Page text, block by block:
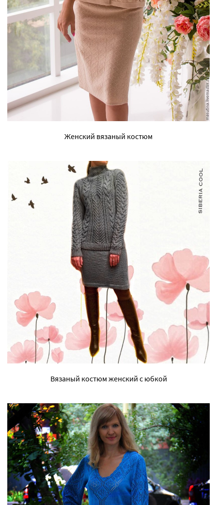
Женский вязаный костюм
Вязаный костюм женский с юбкой